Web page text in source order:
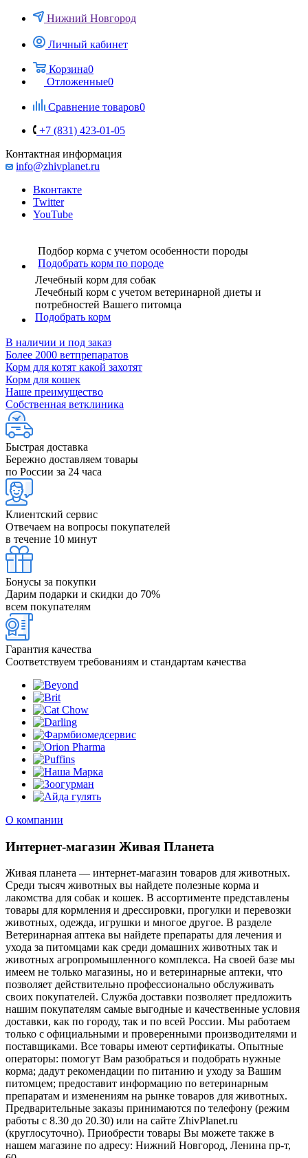
Нижний Новгород
Личный кабинет
Корзина0
Отложенные0
Сравнение товаров0
+7 (831) 423-01-05
Контактная информация
info@zhivplanet.ru
Вконтакте
Twitter
YouTube
Подбор корма с учетом особенности породы
Подобрать корм по породе
Лечебный корм для собак
Лечебный корм с учетом ветеринарной диеты и
потребностей Вашего питомца
Подобрать корм
В наличии и под заказ
Более 2000 ветпрепаратов
Корм для котят какой захотят
Корм для кошек
Наше преимущество
Собственная ветклиника
Быстрая доставка
Бережно доставляем товары
по России за 24 часа
Клиентский сервис
Отвечаем на вопросы покупателей
в течение 10 минут
Бонусы за покупки
Дарим подарки и скидки до 70%
всем покупателям
Гарантия качества
Соответствуем требованиям и стандартам качества
О компании
Интернет-магазин Живая Планета
Живая планета — интернет-магазин товаров для животных.
Среди тысяч животных вы найдете полезные корма и
лакомства для собак и кошек. В ассортименте представлены
товары для кормления и дрессировки, прогулки и перевозки
животных, одежда, игрушки и многое другое. В разделе
Ветеринарная аптека вы найдете препараты для лечения и
ухода за питомцами как среди домашних животных так и
животных агропромышленного комплекса. На своей базе мы
имеем не только магазины, но и ветеринарные аптеки, что
позволяет действительно профессионально обслуживать
своих покупателей. Служба доставки позволяет предложить
нашим покупателям самые выгодные и качественные условия
доставки, как по городу, так и по всей России. Мы работаем
только с официальными и проверенными производителями и
поставщиками. Все товары имеют сертификаты. Опытные
операторы: помогут Вам разобраться и подобрать нужные
корма; дадут рекомендации по питанию и уходу за Вашим
питомцем; предоставит информацию по ветеринарным
препаратам и изменениям на рынке товаров для животных.
Предварительные заказы принимаются по телефону (режим
работы с 8.30 до 20.30) или на сайте ZhivPlanet.ru
(круглосуточно). Приобрести товары Вы можете также в
нашем магазине по адресу: Нижний Новгород, Ленина пр-т,